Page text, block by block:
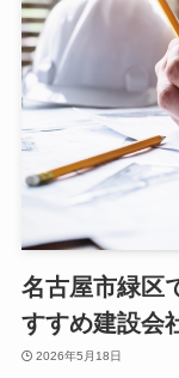
名古屋市緑区
すすめ建設会
2026年5月18日